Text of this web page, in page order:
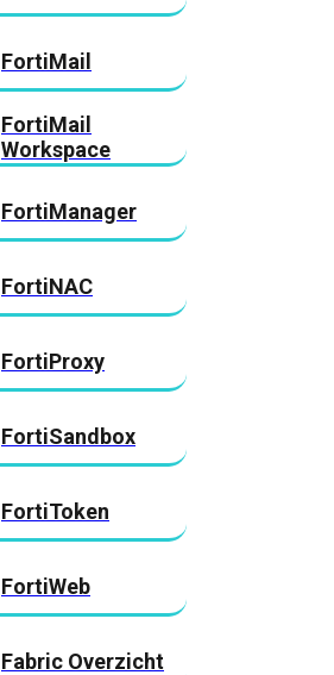
FortiMail
FortiMail
Workspace
FortiManager
FortiNAC
FortiProxy
FortiSandbox
FortiToken
FortiWeb
Fabric Overzicht